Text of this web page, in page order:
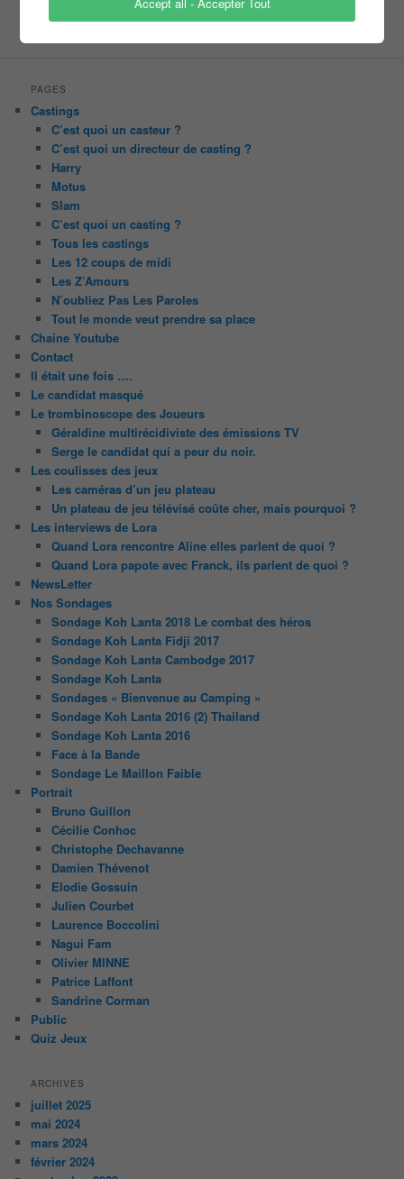
tournagetv W9
PAGES
Castings
C’est quoi un casteur ?
C’est quoi un directeur de casting ?
Harry
Motus
Slam
C’est quoi un casting ?
Tous les castings
Les 12 coups de midi
Les Z’Amours
N’oubliez Pas Les Paroles
Tout le monde veut prendre sa place
Chaine Youtube
Contact
Il était une fois ….
Le candidat masqué
Le trombinoscope des Joueurs
Géraldine multirécidiviste des émissions TV
Serge le candidat qui a peur du noir.
Les coulisses des jeux
Les caméras d’un jeu plateau
Un plateau de jeu télévisé coûte cher, mais pourquoi ?
Les interviews de Lora
Quand Lora rencontre Aline elles parlent de quoi ?
Quand Lora papote avec Franck, ils parlent de quoi ?
NewsLetter
Nos Sondages
Sondage Koh Lanta 2018 Le combat des héros
Sondage Koh Lanta Fidji 2017
Sondage Koh Lanta Cambodge 2017
Sondage Koh Lanta
Sondages « Bienvenue au Camping »
Sondage Koh Lanta 2016 (2) Thailand
Sondage Koh Lanta 2016
Face à la Bande
Sondage Le Maillon Faible
Portrait
Bruno Guillon
Cécilie Conhoc
Christophe Dechavanne
Damien Thévenot
Elodie Gossuin
Julien Courbet
Laurence Boccolini
Nagui Fam
Olivier MINNE
Patrice Laffont
Sandrine Corman
Public
Quiz Jeux
ARCHIVES
juillet 2025
mai 2024
mars 2024
février 2024